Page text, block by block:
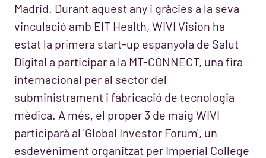
Madrid. Durant aquest any i gràcies a la seva
vinculació amb EIT Health, WIVI Vision ha
estat la primera start-up espanyola de Salut
Digital a participar a la MT-CONNECT, una fira
internacional per al sector del
subministrament i fabricació de tecnologia
mèdica. A més, el proper 3 de maig WIVI
participarà al 'Global Investor Forum', un
esdeveniment organitzat per Imperial College